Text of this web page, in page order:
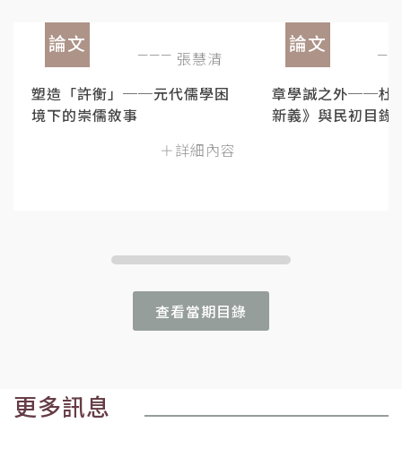
論文
張慧清
塑造「許衡」──元代儒學困
境下的崇儒敘事
＋詳細內容
論文
章學誠之外──杜
新義》與民初目錄
查看當期目錄
更多訊息